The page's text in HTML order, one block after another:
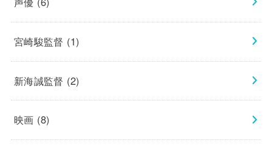
宮崎駿監督 (1)
新海誠監督 (2)
映画 (8)